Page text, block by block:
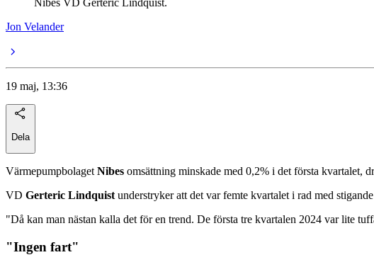
Jon Velander
19 maj, 13:36
Dela
VärmepumpbolagetNibes omsättning minskade med 0,2% i det första kvartalet,
VD Gerteric Lindquistunderstryker att det var femte kvartalet i rad med
"Då kan man nästan kalla det för en trend. De första tre kvartalen 2024 var lite
"Ingen fart"